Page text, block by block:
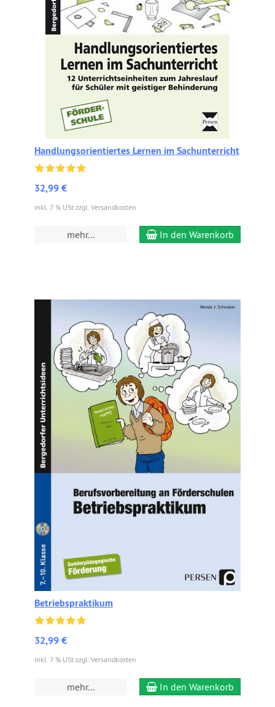
Handlungsorientiertes Lernen im Sachunterricht
32,99 €
inkl. 7 % USt zzgl. Versandkosten
mehr... In den Warenkorb
Betriebspraktikum
32,99 €
inkl. 7 % USt zzgl. Versandkosten
mehr... In den Warenkorb